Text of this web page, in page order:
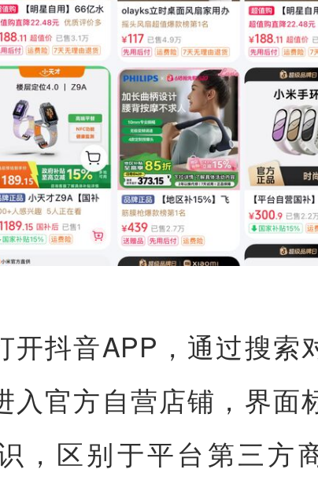
开抖音APP，通过搜索
入官方自营店铺，界面
，区别于平台第三方